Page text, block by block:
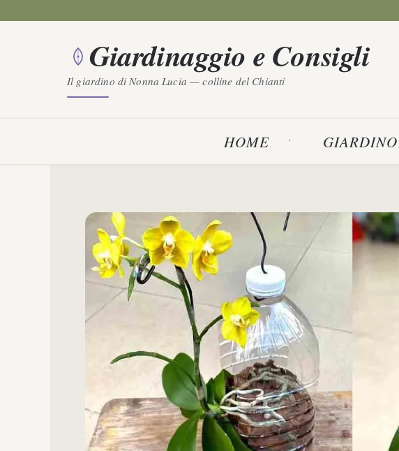
contenuto Giardinaggio e Consigli
Il giardino di Nonna Lucia — colline del Chianti
HOME GIARDINO